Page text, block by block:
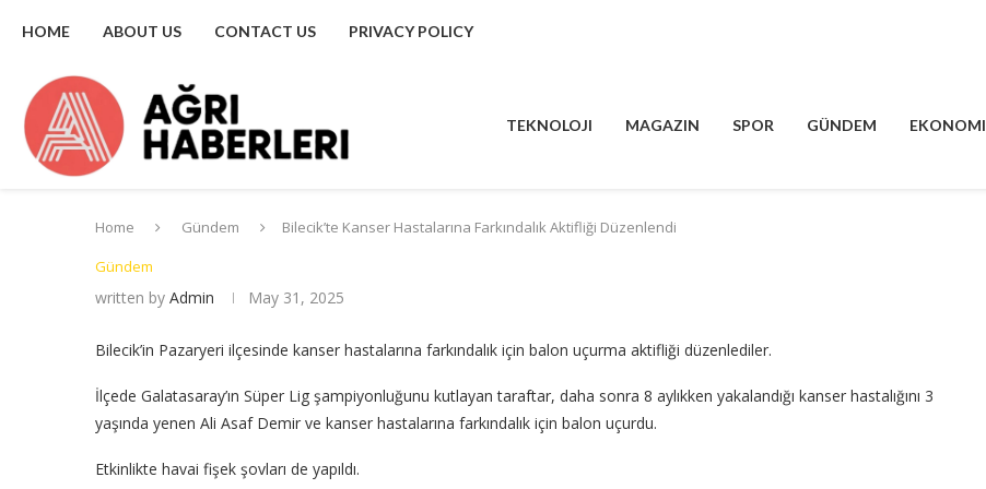
HOME ABOUT US CONTACT US PRIVACY POLICY
TEKNOLOJI MAGAZIN SPOR GÜNDEM EKONOMI
Home Gündem
Bilecik’te Kanser Hastalarına Farkındalık Aktifliği Düzenlendi
Gündem
written by Admin May 31, 2025
Bilecik’in Pazaryeri ilçesinde kanser hastalarına farkındalık için balon uçurma aktifliği düzenlediler.
İlçede Galatasaray’ın Süper Lig şampiyonluğunu kutlayan taraftar, daha sonra 8 aylıkken yakalandığı kanser hastalığını 3
yaşında yenen Ali Asaf Demir ve kanser hastalarına farkındalık için balon uçurdu.
Etkinlikte havai fişek şovları de yapıldı.